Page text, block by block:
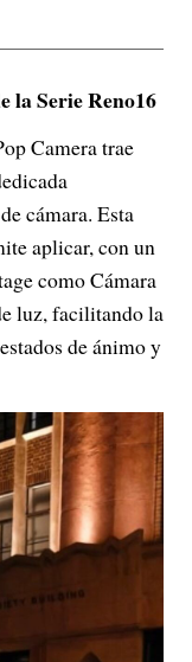
la Serie Reno16
Camera trae
cámara. Esta
aplicar, con un
como Cámara
luz, facilitando la
de ánimo y